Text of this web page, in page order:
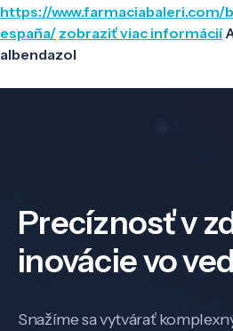
https://
españa/ zobraziť viac informácií
albendazol
Precíznosť v
inovácie vo
Snažíme sa vytvárať